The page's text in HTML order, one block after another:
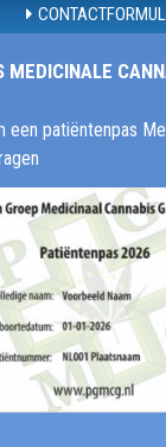
MEDICINALE
een patiëntenpas